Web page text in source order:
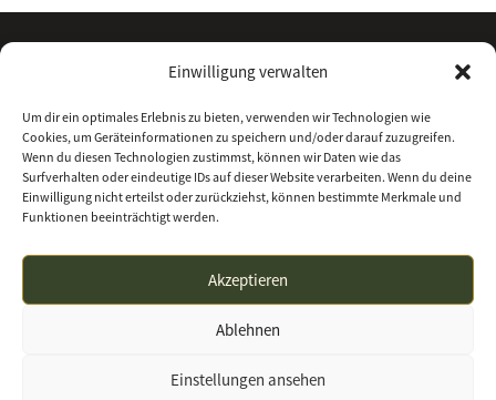
Einwilligung verwalten
Um dir ein optimales Erlebnis zu bieten, verwenden wir Technologien wie
Cookies, um Geräteinformationen zu speichern und/oder darauf zuzugreifen.
Wenn du diesen Technologien zustimmst, können wir Daten wie das
Surfverhalten oder eindeutige IDs auf dieser Website verarbeiten. Wenn du deine
Einwilligung nicht erteilst oder zurückziehst, können bestimmte Merkmale und
Funktionen beeinträchtigt werden.
Akzeptieren
Ablehnen
Einstellungen ansehen
Impressum
Allgemeine Geschäftsbedingungen
Nordhessen GmbH